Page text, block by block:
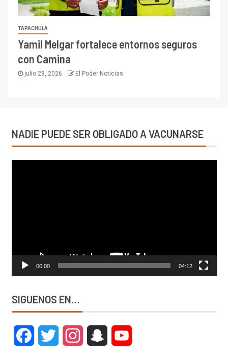
TAPACHULA
Yamil Melgar fortalece entornos seguros
con Camina
julio 28, 2026 El Poder Noticias
NADIE PUEDE SER OBLIGADO A VACUNARSE
00:00 04:12
SIGUENOS EN…
FacebookTwitter InstagramSnapchat